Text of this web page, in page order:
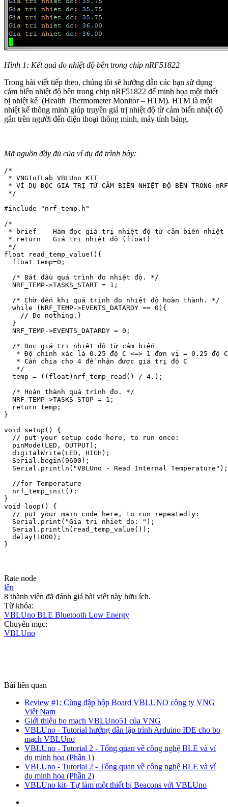
Hình 1: Kết quả đo nhiệt độ bên trong chip nRF51822
Trong bài viết tiếp theo, chúng tôi sẽ hướng dẫn các bạn sử dụng
cảm biến nhiệt độ bên trong chip nRF51822 để minh họa một thiết
bị nhiệt kế (Health Thermometer Monitor – HTM). HTM là một
nhiệt kế thông minh giúp truyền giá trị nhiệt độ từ cảm biến nhiệt độ
gắn trên người đến điện thoại thông minh, máy tính bảng.
Mã nguồn đầy đủ của ví dụ đã trình bày:
/*
* VNGIoTLab VBLUno KIT
* VÍ DỤ ĐỌC GIÁ TRỊ TỪ CẢM BIẾN NHIỆT ĐỘ BÊN TRONG
*/
#include "nrf_temp.h"
/*
* brief    Hàm đọc giá trị nhiệt độ từ cảm biến nhiệt
* return   Giá trị nhiệt độ (float)
*/
float read_temp_value(){
  float temp=0;
  /* Bắt đầu quá trình đo nhiệt độ. */
  NRF_TEMP->TASKS_START = 1;
  /* Chờ đến khi quá trình đo nhiệt độ hoàn thành. */
  while (NRF_TEMP->EVENTS_DATARDY == 0){
    // Do nothing.}
  }
  NRF_TEMP->EVENTS_DATARDY = 0;
  /* Đọc giá trị nhiệt độ từ cảm biến
   * Độ chính xác là 0.25 độ C <=> 1 đơn vị = 0.25 độ C
   * Cần chia cho 4 để nhận được giá trị độ C
   */
  temp = ((float)nrf_temp_read() / 4.);
  /* Hoàn thành quá trình đo. */
  NRF_TEMP->TASKS_STOP = 1;
  return temp;
}
void setup() {
  // put your setup code here, to run once:
  pinMode(LED, OUTPUT);
  digitalWrite(LED, HIGH);
  Serial.begin(9600);
  Serial.println("VBLUno - Read Internal Temperature");
  //for Temperature
  nrf_temp_init();
}
void loop() {
  // put your main code here, to run repeatedly:
  Serial.print("Gia tri nhiet do: ");
  Serial.println(read_temp_value());
  delay(1000);
Rate node
lên
8 thành viên đã đánh giá bài viết này hữu ích.
Từ khóa:
VBLUno BLE Bluetooth Low Energy
Chuyên mục:
VBLUno
Bài liên quan
Review #1: Cùng đập hộp Board VBLUNO công ty VNG
Việt Nam
Giới thiệu bo mạch VBLUno51 của VNG
VBLUno - Tutorial hướng dẫn lập trình Arduino IDE cho bo
mạch VBLUno
VBLUno - Tutorial 2 - Tổng quan về công nghệ BLE và ví
dụ minh họa (Phần 1)
VBLUno - Tutorial 2 - Tổng quan về công nghệ BLE và ví
dụ minh họa (Phần 2)
VBLUno kit- Tự làm một thiết bị Beacons với VBLUno